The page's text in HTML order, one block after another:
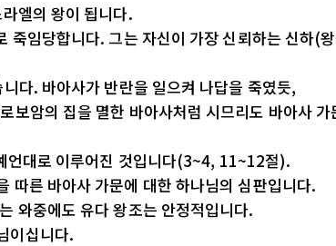
엘의 왕이 됩니다.
죽임당합니다. 그는 자신이 가장 신뢰하는 신하(
다. 바아사가 반란을 일으켜 나답을 죽였듯,
보암의 집을 멸한 바아사처럼 시므리도 바아사 가
언대로 이루어진 것입니다(3~4, 11~12절).
따른 바아사 가문에 대한 하나님의 심판입니다.
와중에도 유다 왕조는 안정적입니다.
이십니다.